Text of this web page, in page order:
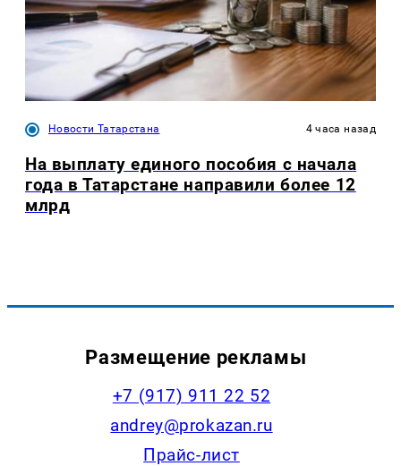
Новости Татарстана 4 часа назад
На выплату единого пособия с начала
года в Татарстане направили более 12
млрд
Размещение рекламы
+7 (917) 911 22 52
andrey@prokazan.ru
Прайс-лист